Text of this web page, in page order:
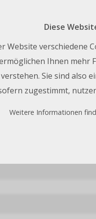
Kontakt
Forex Smart-X
X
Diese
Website verschiedene
Ihnen mehr
Sie sind also
zugestimmt,
Weitere Informationen